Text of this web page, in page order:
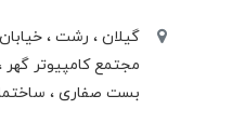
گیلان ، رشت ،
مجتمع كامپيوتر گهر
بست صفاری ،